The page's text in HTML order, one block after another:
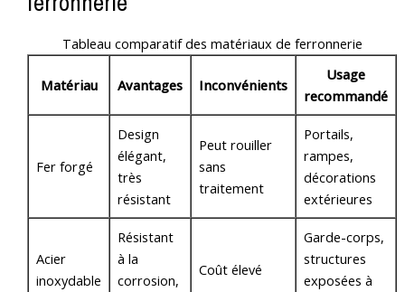
Tableau comparatif des matériaux de ferronnerie
Matériau Avantages Inconvénients
Usage
recommandé
Fer forgé
Design
élégant,
très
résistant
Peut rouiller
sans
traitement
Portails,
rampes,
décorations
extérieures
Acier
inoxydable
Résistant
à la
corrosion,
Coût élevé
Garde-corps,
structures
exposées à